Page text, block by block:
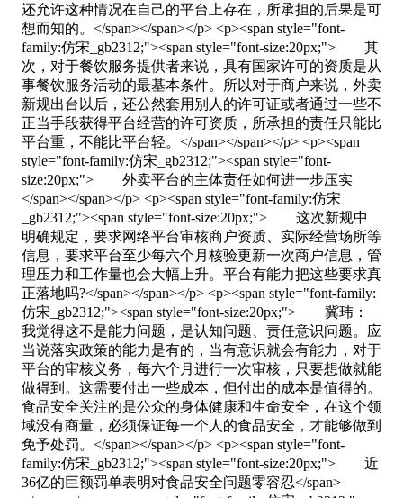
还允许这种情况在自己的平台上存在，所承担的后果是可
想而知的。</span></span></p> <p><span style="font-
family:仿宋_gb2312;"><span style="font-size:20px;"> 其
次，对于餐饮服务提供者来说，具有国家许可的资质是从
事餐饮服务活动的最基本条件。所以对于商户来说，外卖
新规出台以后，还公然套用别人的许可证或者通过一些不
正当手段获得平台经营的许可资质，所承担的责任只能比
平台重，不能比平台轻。</span></span></p> <p><span
style="font-family:仿宋_gb2312;"><span style="font-
size:20px;"> 外卖平台的主体责任如何进一步压实
</span></span></p> <p><span style="font-family:仿宋
_gb2312;"><span style="font-size:20px;"> 这次新规中
明确规定，要求网络平台审核商户资质、实际经营场所等
信息，要求平台至少每六个月核验更新一次商户信息，管
理压力和工作量也会大幅上升。平台有能力把这些要求真
正落地吗?</span></span></p> <p><span style="font-family:
仿宋_gb2312;"><span style="font-size:20px;"> 冀玮：
我觉得这不是能力问题，是认知问题、责任意识问题。应
当说落实政策的能力是有的，当有意识就会有能力，对于
平台的审核义务，每六个月进行一次审核，只要想做就能
做得到。这需要付出一些成本，但付出的成本是值得的。
食品安全关注的是公众的身体健康和生命安全，在这个领
域没有商量，必须保证每一个人的食品安全，才能够做到
免予处罚。</span></span></p> <p><span style="font-
family:仿宋_gb2312;"><span style="font-size:20px;"> 近
36亿的巨额罚单表明对食品安全问题零容忍</span>